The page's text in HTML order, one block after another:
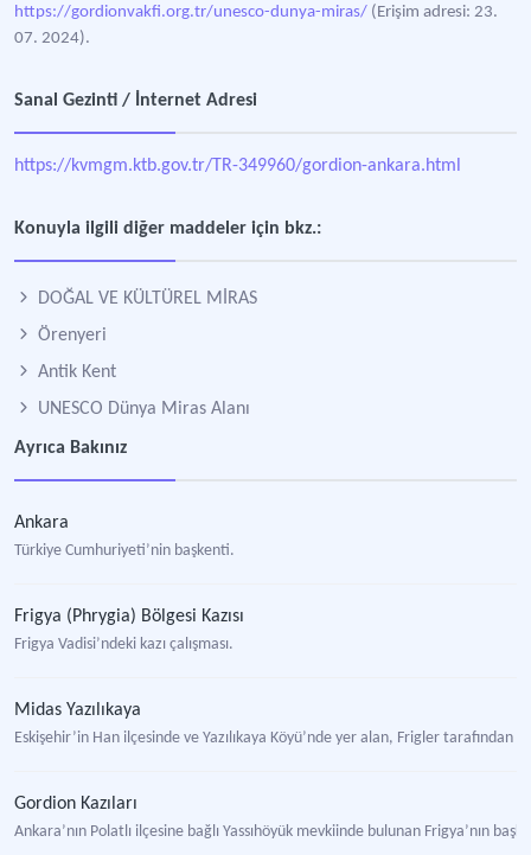
https://gordionvakfi.org.tr/unesco-dunya-miras/ (Erişim adresi: 23.
07. 2024).
Sanal Gezinti / İnternet Adresi
https://kvmgm.ktb.gov.tr/TR-349960/gordion-ankara.html
Konuyla ilgili diğer maddeler için bkz.:
DOĞAL VE KÜLTÜREL MİRAS
Örenyeri
Antik Kent
UNESCO Dünya Miras Alanı
Ayrıca Bakınız
Ankara
Türkiye Cumhuriyeti’nin başkenti.
Frigya (Phrygia) Bölgesi Kazısı
Frigya Vadisi’ndeki kazı çalışması.
Midas Yazılıkaya
Eskişehir’in Han ilçesinde ve Yazılıkaya Köyü’nde yer alan, Frigler tarafından
Gordion Kazıları
Ankara’nın Polatlı ilçesine bağlı Yassıhöyük mevkiinde bulunan Frigya’nın